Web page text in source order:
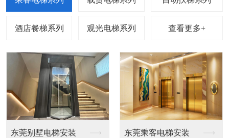
查看更多+
装 东莞乘客电梯安装 东莞载货电梯安